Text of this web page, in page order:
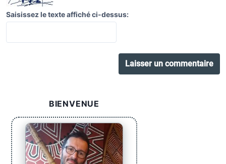
Saisissez le texte affiché ci-dessus:
BIENVENUE